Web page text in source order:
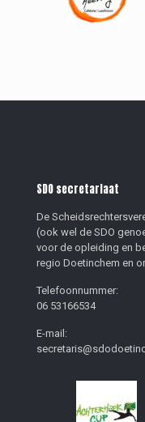
SDO secretariaat
De
(ook wel de SDO
voor de opleiding en
regio Doetinchem en
Telefoonnummer:
06 53166534
E-mail: